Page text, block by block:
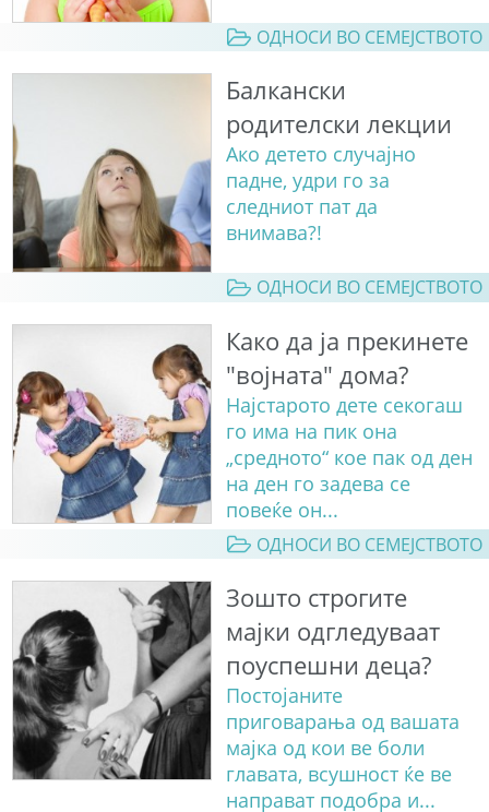
ОДНОСИ ВО СЕМЕЈСТВОТО
Балкански
родителски лекции
Ако детето случајно
падне, удри го за
следниот пат да
внимава?!
ОДНОСИ ВО СЕМЕЈСТВОТО
Како да ја прекинете
"војната" дома?
Најстарото дете секогаш
го има на пик она
„средното“ кое пак од ден
на ден го задева се
повеќе он...
ОДНОСИ ВО СЕМЕЈСТВОТО
Зошто строгите
мајки одгледуваат
поуспешни деца?
Постојаните
приговарања од вашата
мајка од кои ве боли
главата, всушност ќе ве
направат подобра и...